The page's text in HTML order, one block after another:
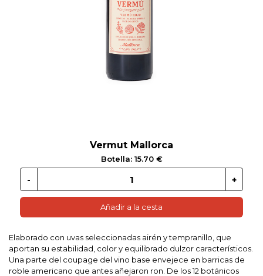
Vermut Mallorca
Botella: 15.70 €
Añadir a la cesta
Elaborado con uvas seleccionadas airén y tempranillo, que
aportan su estabilidad, color y equilibrado dulzor característicos.
Una parte del coupage del vino base envejece en barricas de
roble americano que antes añejaron ron. De los 12 botánicos